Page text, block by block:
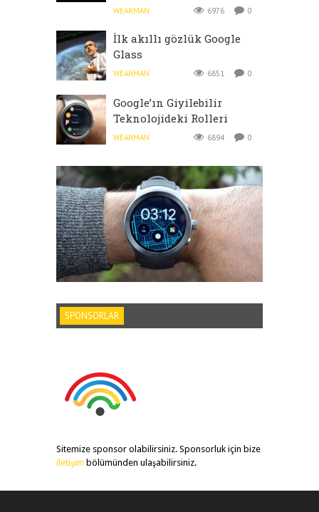
WEARMAN 6976 0
İlk akıllı gözlük Google
Glass
WEARMAN 6851 0
Google’ın Giyilebilir
Teknolojideki Rolleri
WEARMAN 6894 0
SPONSORLAR
Sitemize sponsor olabilirsiniz. Sponsorluk için bize
iletişim bölümünden ulaşabilirsiniz.